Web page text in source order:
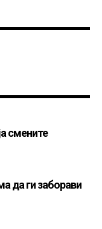
смените
да ги заборави